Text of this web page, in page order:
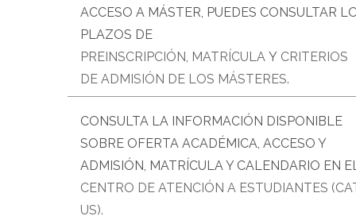
ACCESO A MÁSTER, PUEDES CONSULTAR
PLAZOS DE
PREINSCRIPCIÓN, MATRÍCULA Y CRITERIOS
DE ADMISIÓN DE LOS MÁSTERES.
CONSULTA LA INFORMACIÓN DISPONIBLE
SOBRE OFERTA ACADÉMICA, ACCESO Y
ADMISIÓN, MATRÍCULA Y CALENDARIO EN
CENTRO DE ATENCIÓN A ESTUDIANTES
US).